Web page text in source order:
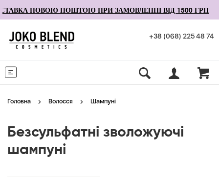
НОВОЮ ПОШТОЮ ПРИ ЗАМОВЛЕННІ ВІД 1500 ГРН
+38 (068) 225 48 74
Головна Волосся Шампуні
Безсульфатні зволожуючі
шампуні